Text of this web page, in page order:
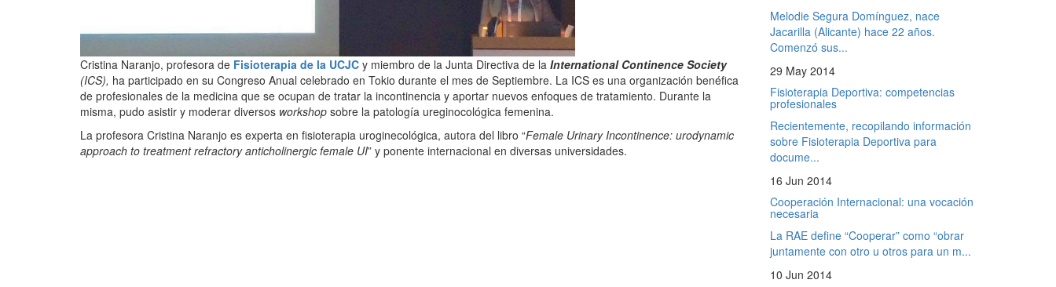
Cristina Naranjo, profesora de Fisioterapia de la UCJC y miembro de la Junta Directiva de la International Continence Society
(ICS), ha participado en su Congreso Anual celebrado en Tokio durante el mes de Septiembre. La ICS es una organización benéfica
de profesionales de la medicina que se ocupan de tratar la incontinencia y aportar nuevos enfoques de tratamiento. Durante la
misma, pudo asistir y moderar diversos workshop sobre la patología ureginocológica femenina.
La profesora Cristina Naranjo es experta en fisioterapia uroginecológica, autora del libro “Female Urinary Incontinence: urodynamic
approach to treatment refractory anticholinergic female UI” y ponente internacional en diversas universidades.
Melodie Segura Domínguez, nace
Jacarilla (Alicante) hace 22 años.
Comenzó sus...
29 May 2014
Fisioterapia Deportiva: competencias
profesionales
Recientemente, recopilando información
sobre Fisioterapia Deportiva para
docume...
16 Jun 2014
Cooperación Internacional: una vocación
necesaria
La RAE define “Cooperar” como “obrar
juntamente con otro u otros para un m...
10 Jun 2014